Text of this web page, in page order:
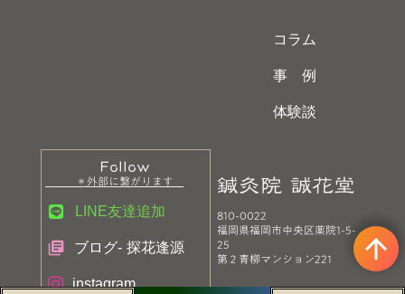
arrow_upward
コラム
事 例
体験談
Follow
＊外部に繋がります
LINE友達追加
library_books ブログ- 探花逢源
instagram
鍼灸院 誠花堂
810-0022
福岡県福岡市中央区薬院1-5-
25
第２青柳マンション221